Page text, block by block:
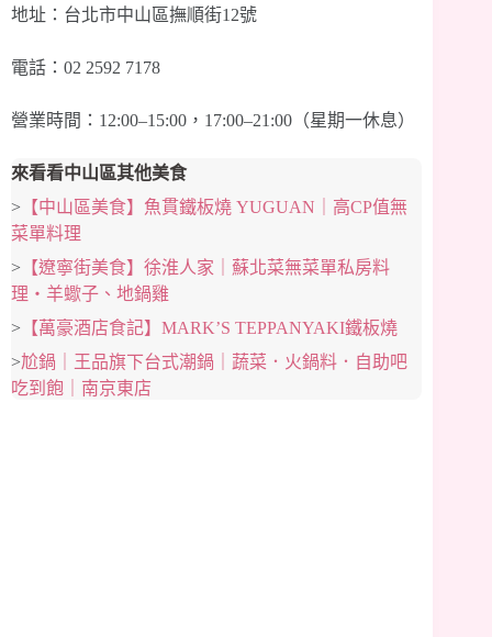
地址：台北市中山區撫順街12號
電話：02 2592 7178
營業時間：12:00–15:00，17:00–21:00（星期一休息）
來看看中山區其他美食
> 【中山區美食】魚貫鐵板燒 YUGUAN｜高CP值無
菜單料理
> 【遼寧街美食】徐淮人家｜蘇北菜無菜單私房料
理・羊蠍子、地鍋雞
> 【萬豪酒店食記】MARK’S TEPPANYAKI鐵板燒
>尬鍋｜王品旗下台式潮鍋｜蔬菜．火鍋料．自助吧
吃到飽｜南京東店